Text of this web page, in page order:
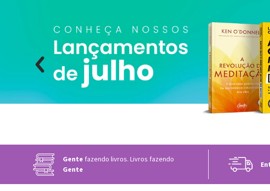
Gente fazendo livros. Livros fazendo
Gente